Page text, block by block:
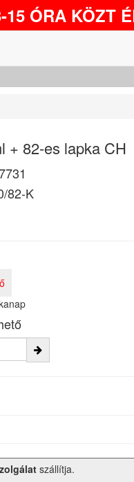
ÓRA KÖZT
+ 82-es lapka CH
82-K
szállítja.